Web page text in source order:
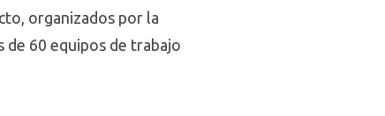
organizados por la
de 60 equipos de trabajo